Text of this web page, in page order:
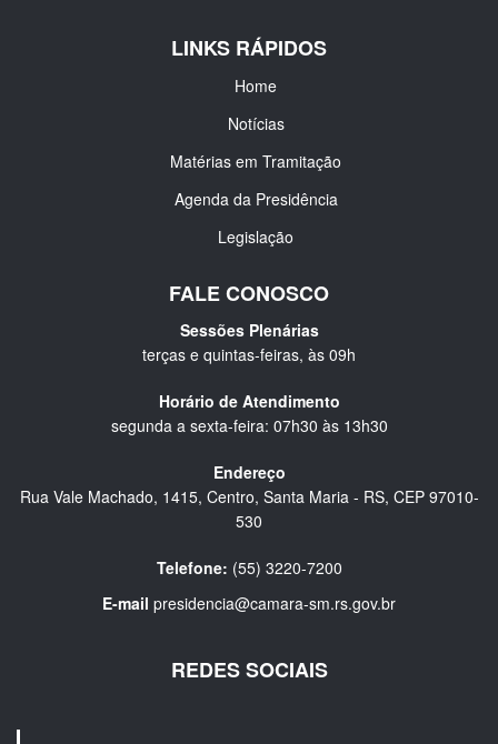
LINKS RÁPIDOS
Home
Notícias
Matérias em Tramitação
Agenda da Presidência
Legislação
FALE CONOSCO
Sessões Plenárias
terças e quintas-feiras, às 09h
Horário de Atendimento
segunda a sexta-feira: 07h30 às 13h30
Endereço
Rua Vale Machado, 1415, Centro, Santa Maria - RS, CEP 97010-
530
Telefone: (55) 3220-7200
E-mail presidencia@camara-sm.rs.gov.br
REDES SOCIAIS